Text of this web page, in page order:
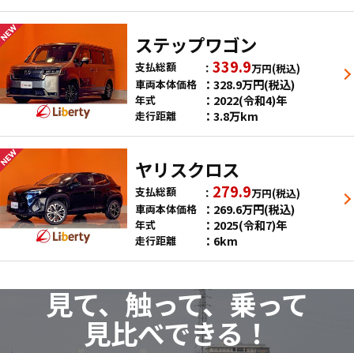
ステップワゴン
支払総額 339.9万円(税込)
車両本体価格
328.9万円(税込)
年式 2022(令和4)年
走行距離 3.8万km
ヤリスクロス
支払総額 279.9万円(税込)
車両本体価格
269.6万円(税込)
年式 2025(令和7)年
走行距離 6km
見て、触って、乗って
見比べできる！